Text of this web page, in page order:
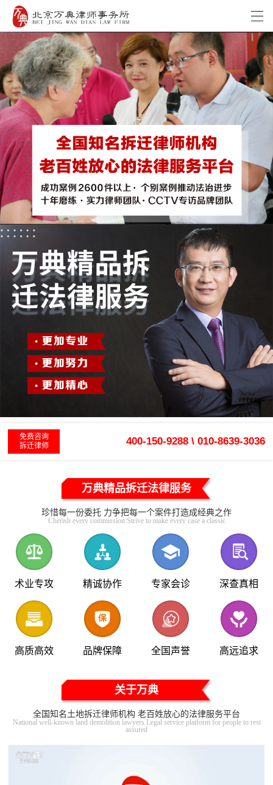
免费咨询
拆迁律师
400-150-9288 \ 010-8639-3036
万典精品拆迁法律服务
珍惜每一份委托 力争把每一个案件打造成经典之作
Cherish every commission Strive to make every case a classic
术业专攻 精诚协作 专家会诊 深查真相
高质高效 品牌保障 全国声誉 高远追求
关于万典
全国知名土地拆迁律师机构 老百姓放心的法律服务平台
National well-known land demolition lawyers Legal service platform for people to rest
assured